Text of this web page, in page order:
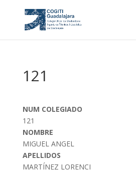
121
NUM COLEGIADO
121
NOMBRE
MIGUEL ANGEL
APELLIDOS
MARTÍNEZ LORENCI